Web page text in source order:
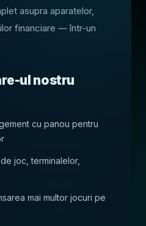
asupra aparatelor,
financiare — într-un
ul nostru
cu panou pentru
joc, terminalelor,
mai multor jocuri pe